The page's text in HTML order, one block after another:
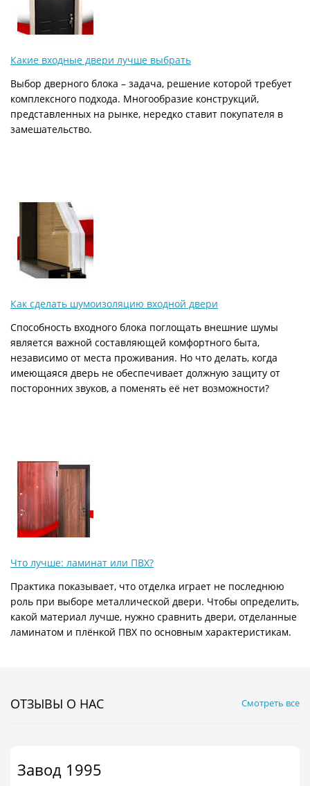
Какие входные двери лучше выбрать
Выбор дверного блока – задача, решение которой требует
комплексного подхода. Многообразие конструкций,
представленных на рынке, нередко ставит покупателя в
замешательство.
Как сделать шумоизоляцию входной двери
Способность входного блока поглощать внешние шумы
является важной составляющей комфортного быта,
независимо от места проживания. Но что делать, когда
имеющаяся дверь не обеспечивает должную защиту от
посторонних звуков, а поменять её нет возможности?
Что лучше: ламинат или ПВХ?
Практика показывает, что отделка играет не последнюю
роль при выборе металлической двери. Чтобы определить,
какой материал лучше, нужно сравнить двери, отделанные
ламинатом и плёнкой ПВХ по основным характеристикам.
ОТЗЫВЫ О НАС Смотреть все
Завод 1995